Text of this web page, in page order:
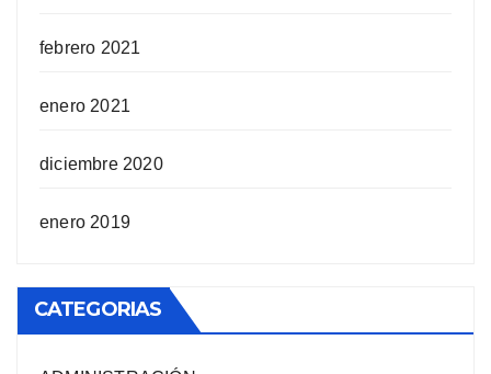
febrero 2021
enero 2021
diciembre 2020
enero 2019
CATEGORIAS